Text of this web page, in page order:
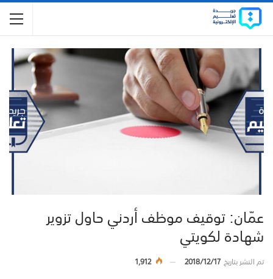
عمّان: توقيف موظف أردني حاول تزوير
شهادة لكويتي
تم النشر بتاريخ2018/12/17
1,912